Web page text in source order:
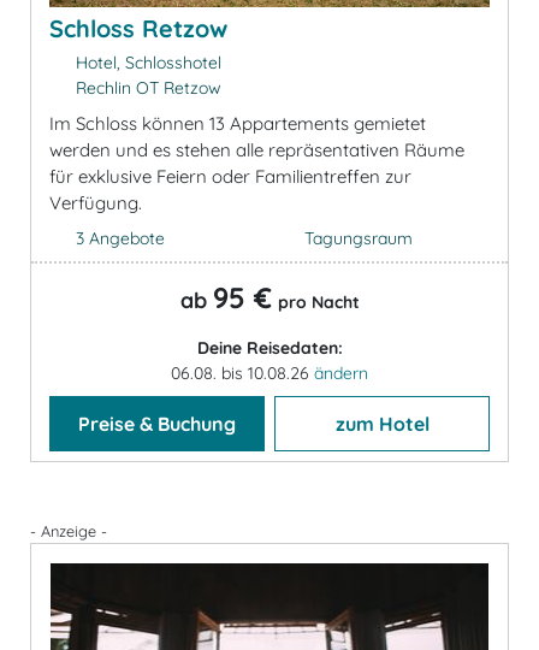
Schloss Retzow
Hotel, Schlosshotel
Rechlin OT Retzow
Im Schloss können 13 Appartements gemietet
werden und es stehen alle repräsentativen Räume
für exklusive Feiern oder Familientreffen zur
Verfügung.
3 Angebote Tagungsraum
ab 95 € pro Nacht
Deine Reisedaten:
06.08. bis 10.08.26 ändern
Preise & Buchung zum Hotel
- Anzeige -